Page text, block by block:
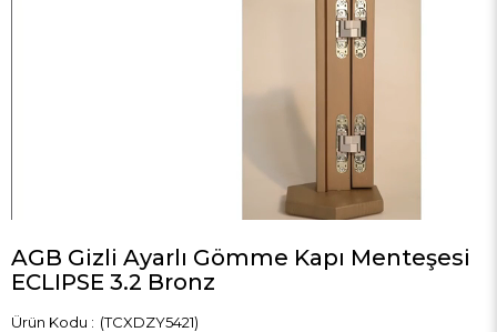
AGB Gizli Ayarlı Gömme Kapı Menteşesi
ECLIPSE 3.2 Bronz
(TCXDZY5421)